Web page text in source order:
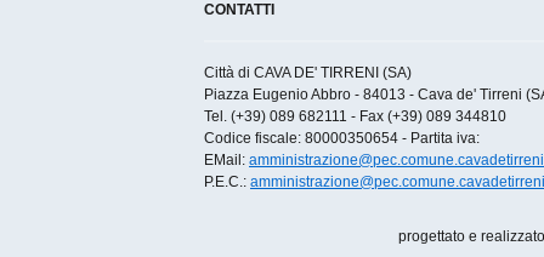
CONTATTI
Città di CAVA DE' TIRRENI (SA)
Piazza Eugenio Abbro - 84013 - Cava de' Tirreni
Tel. (+39) 089 682111 - Fax (+39) 089 344810
Codice fiscale: 80000350654 - Partita iva:
EMail:
P.E.C.:
progettato e